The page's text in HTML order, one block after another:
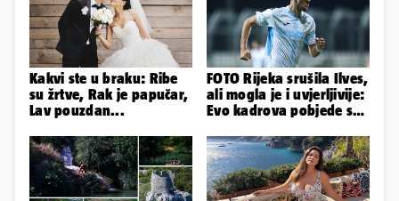
Kakvi ste u braku: Ribe
su žrtve, Rak je papučar,
Lav pouzdan...
FOTO Rijeka srušila Ilves,
ali mogla je i uvjerljivije:
Evo kadrova pobjede s